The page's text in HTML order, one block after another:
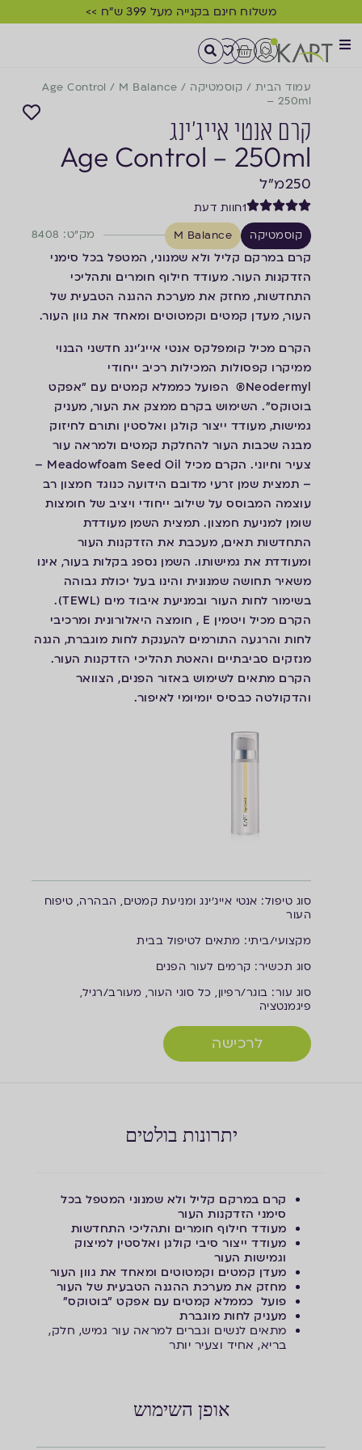
אספקה בין 1-4 ימי עסקים >>
משלוח חינם בקנייה מעל 399 ש"ח >>
עמוד הבית / קוסמטיקה /
M Balance
/
Age Control
– 250ml
קרם אנטי אייג'ינג
Age Control – 250ml
250מ"ל
1חוות דעת
קוסמטיקה
M Balance מק"ט: 8408
קרם במרקם קליל ולא שמנוני, המטפל בכל סימני
הזדקנות העור. מעודד חילוף חומרים ותהליכי
התחדשות, מחזק את מערכת ההגנה הטבעית של
העור, מעדן קמטים וקמטוטים ומאחד את גוון העור.
הקרם מכיל קומפלקס אנטי אייג'ינג חדשני הבנוי
ממיקרו קפסולות המכילות רכיב ייחודי
Neodermyl® הפועל כממלא קמטים עם ״אפקט
בוטוקס״. השימוש בקרם ממצק את העור, מעניק
גמישות, מעודד ייצור קולגן ואלסטין ותורם לחיזוק
מבנה שכבות העור להחלקת קמטים ולמראה עור
צעיר וחיוני. הקרם מכיל Meadowfoam Seed Oil –
– תמצית שמן זרעי מדובם הידועה כנוגד חמצון רב
עוצמה המבוסס על שילוב ייחודי ויציב של חומצות
שומן למניעת חמצון. תמצית השמן מעודדת
התחדשות תאים, מעכבת את הזדקנות העור
ומעודדת את גמישותו. השמן נספג בקלות בעור, אינו
משאיר תחושה שמנונית והינו בעל יכולת גבוהה
בשימור לחות העור ובמניעת איבוד מים (TEWL).
הקרם מכיל ויטמין E , חומצה היאלורונית ומרכיבי
לחות והרגעה התורמים להענקת לחות מוגברת, הגנה
מנזקים סביבתיים והאטת תהליכי הזדקנות העור.
הקרם מתאים לשימוש באזור הפנים, הצוואר
והדקולטה כבסיס יומיומי לאיפור.
סוג טיפול: אנטי אייג'ינג ומניעת קמטים, הבהרה, טיפוח
העור
מקצועי/ביתי: מתאים לטיפול בבית
סוג תכשיר: קרמים לעור הפנים
סוג עור: בוגר/רפיון, כל סוגי העור, מעורב/רגיל,
פיגמנטציה
לרכישה
יתרונות בולטים
אופן השימוש
קרם במרקם קליל ולא שמנוני המטפל בכל
סימני הזדקנות העור
מעודד חילוף חומרים ותהליכי התחדשות
מעודד ייצור סיבי קולגן ואלסטין למיצוק
וגמישות העור
מעדן קמטים וקמטוטים ומאחד את גוון העור
מחזק את מערכת ההגנה הטבעית של העור
פועל כממלא קמטים עם אפקט "בוטוקס"
מעניק לחות מוגברת
מתאים לנשים וגברים למראה עור גמיש, חלק,
בריא, אחיד וצעיר יותר